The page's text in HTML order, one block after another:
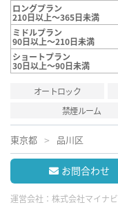
ロングプラン
210日以上～365日未満
ミドルプラン
90日以上～210日未満
ショートプラン
30日以上～90日未満
オートロック
禁煙ルーム
東京都 品川区
お問合わせ
運営会社： 株式会社マイナビ